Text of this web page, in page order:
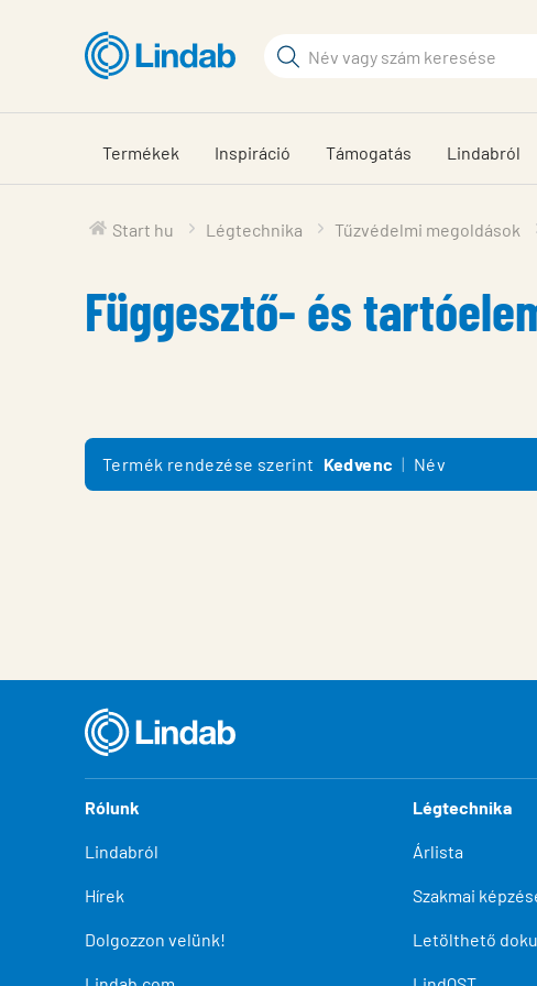
tartalomhoz
Keresési
keresése
Termékek Inspiráció Támogatás Lindabról
Start hu Légtechnika Tűzvédelmi megoldások
Függesztő- és
Termék rendezése szerint Kedvenc Név
Rólunk
Lindabról
Hírek
Dolgozzon velünk!
Légtechnika
Árlista
Szakmai
Letölthető